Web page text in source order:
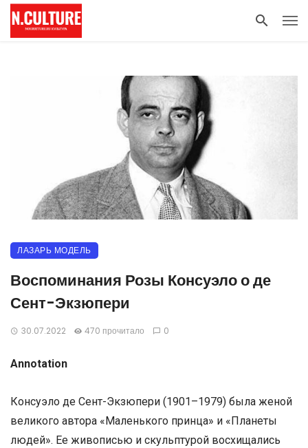
ЛАЗАРЬ МОДЕЛЬ
Воспоминания Розы Консуэло о де
Сент-Экзюпери
30.07.2022 470 прочитало 0
Annotation
Консуэло де Сент-Экзюпери (1901–1979) была женой
великого автора «Маленького принца» и «Планеты
людей». Ее живописью и скульптурой восхищались